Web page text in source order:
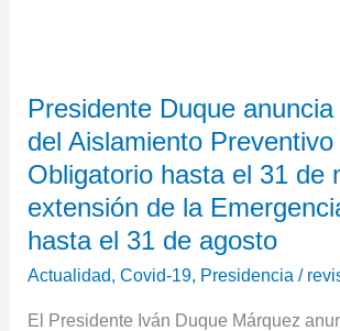
Presidente Duque
del Aislamiento Preventivo
Obligatorio hasta el 31 de
extensión de la
hasta el 31 de agosto
Actualidad ,Covid-19 Presidencia /
El Presidente Iván Duque Márquez
Duque
anuncia
ampliación
Aislamiento
Preventivo
Obligatorio
hasta